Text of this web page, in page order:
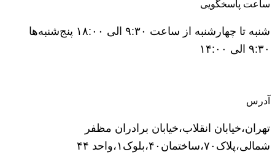
ساعت پاسخگویی
شنبه تا چهارشنبه از ساعت ۹:۳۰ الی ۱۸:۰۰ پنج‌شنبه‌ها
۹:۳۰ الی ۱۴:۰۰
آدرس
تهران،خیابان انقلاب،خیابان برادران مظفر
شمالی،پلاک۷۰،ساختمان۴۰،بلوک۱،واحد ۴۴